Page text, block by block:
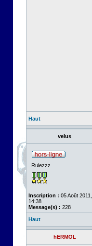
Haut
velus
Rulezzz
Inscription : 05 Août 2011,
14:38
Message(s) : 228
Haut
hERMOL